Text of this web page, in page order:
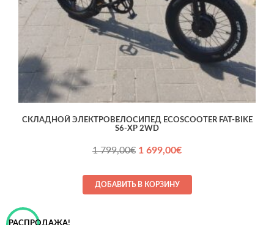
CКЛАДНОЙ ЭЛЕКТРOВЕЛОСИПЕД ECOSCOOTER FAT-BIKE
S6-XP 2WD
1 799,00€ Первоначальная
составляла
1 799,00€.
1 699,00€Текущая
1 699,00€.
ДОБАВИТЬ В КОРЗИНУ